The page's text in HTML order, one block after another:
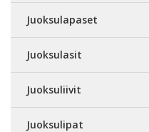
Juoksulapaset
Juoksulasit
Juoksuliivit
Juoksulipat